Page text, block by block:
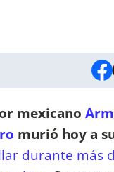
mexicano
murió hoy a
durante más